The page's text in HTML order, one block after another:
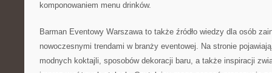
komponowaniem menu drinków.
Barman Eventowy Warszawa to także źródło wiedzy dla osób
nowoczesnymi trendami w branży eventowej. Na stronie
modnych koktajli, sposobów dekoracji baru, a także inspiracji